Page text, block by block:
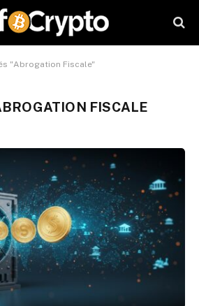
"Abrogation Fiscale"
FISCALE